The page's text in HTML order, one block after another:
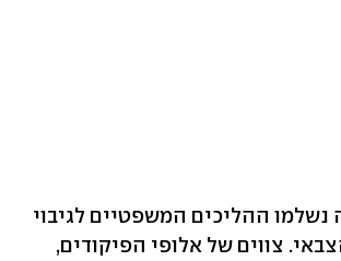
ההליכים המשפטיים לגיבוי
צווים של אלופי הפיקודים,